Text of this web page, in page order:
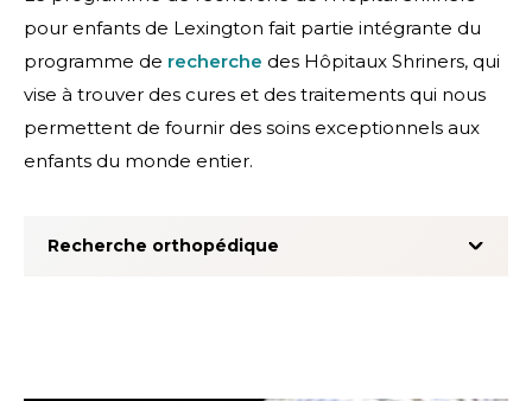
pour enfants de Lexington fait partie intégrante du
programme de recherche des Hôpitaux Shriners, qui
vise à trouver des cures et des traitements qui nous
permettent de fournir des soins exceptionnels aux
enfants du monde entier.
Recherche orthopédique